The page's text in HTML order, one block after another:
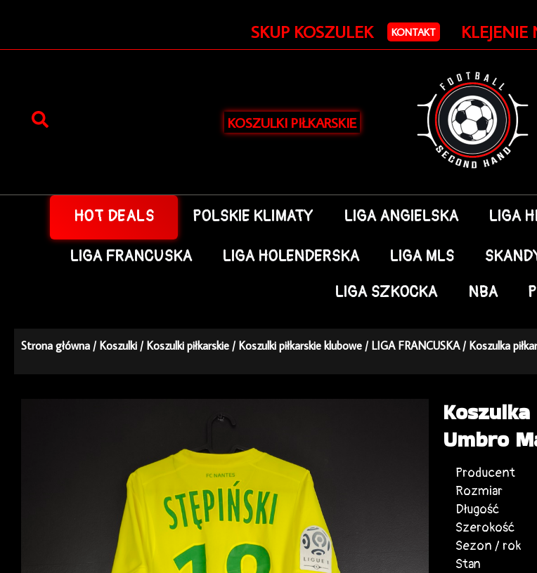
treści
SKUP KOSZULEK KONTAKT
KOSZULKI PIŁKARSKIE
HOT DEALS POLSKIE KLIMATY LIGA ANGIELSKA LIGA
LIGA FRANCUSKA LIGA HOLENDERSKA LIGA MLS
LIGA SZKOCKA
NBA
Strona główna /Koszulki /Koszulki piłkarskie /Koszulki piłkarskie klubowe /LIGA FRANCUSKA/ Koszulka
Umbro
Producent
Rozmiar
Długość
Szerokość
Sezon / rok
Stan